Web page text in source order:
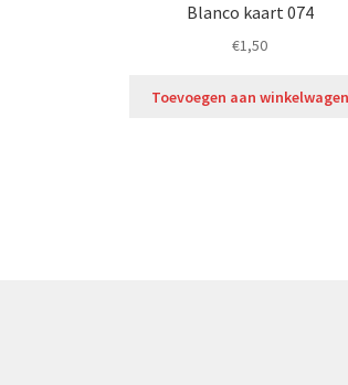
Blanco kaart 074
€1,50
Toevoegen aan winkelwagen